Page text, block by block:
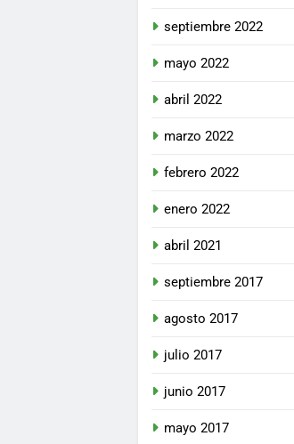
septiembre 2022
mayo 2022
abril 2022
marzo 2022
febrero 2022
enero 2022
abril 2021
septiembre 2017
agosto 2017
julio 2017
junio 2017
mayo 2017